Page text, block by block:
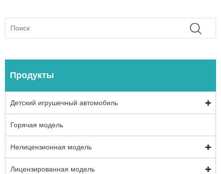
Продукты
Детский игрушечный автомобиль
Горячая модель
Нелицензионная модель
Лицензированная модель